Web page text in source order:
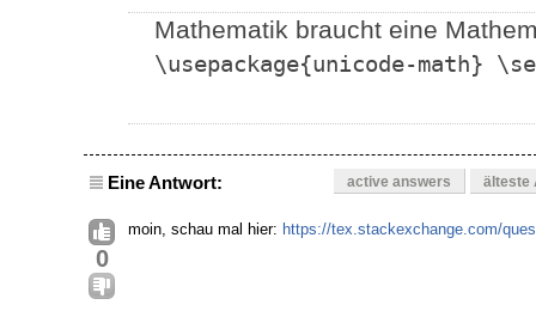
Mathematik braucht eine
\usepackage{unicode-math}
Eine Antwort: active answers älteste
0
moin, schau mal hier: https://tex.stackexchange.com/